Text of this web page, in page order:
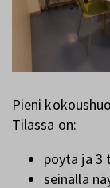
Pieni
Tilassa on:
pöytä ja 3
seinällä